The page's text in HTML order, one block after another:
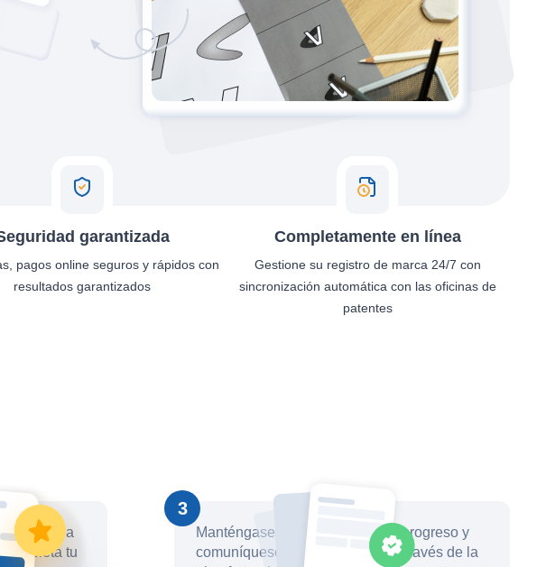
garantizada
pagos online seguros y rápidos con
resultados garantizados
Completamente en línea
Gestione su registro de marca 24/7 con
sincronización automática con las oficinas de
patentes
selecciona
tu
3
Manténgase informado sobre el progreso y
comuníquese con su abogado a través de la